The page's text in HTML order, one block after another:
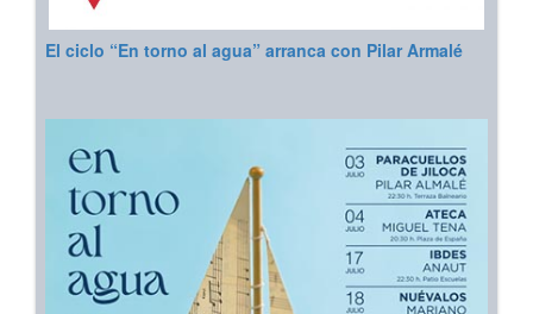
El ciclo “En torno al agua” arranca con Pilar Armalé